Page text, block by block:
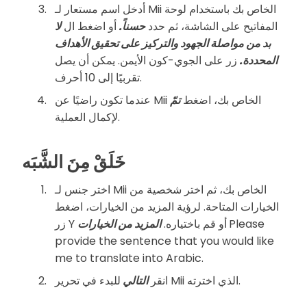
أدخل اسم مستعار لـ Mii الخاص بك باستخدام لوحة
المفاتيح على الشاشة، ثم حددحسناً.أو اضغط اللا
بد من مواصلة الجهود والتركيز على تحقيق الأهداف
المحددة. زر على الجوي-كون الأيمن. يمكن أن يصل
تقربيًا إلى 10 أحرف.
عندما تكون راضيًا عن Mii الخاص بك، اضغطتمّ
لإكمال العملية.
خَلَقْ مِنَ الشَّبَه
اختر جنس لـ Mii الخاص بك، ثم اختر شخصية من
الخيارات المتاحة. لرؤية المزيد من الخيارات، اضغط
زر Y أو قم باختياره.Please
provide the sentence that you would like
me to translate into Arabic.
انقرالتالي
للبدء في تحرير Mii الذي اخترته.